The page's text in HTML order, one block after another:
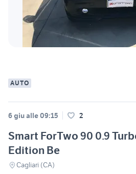
AUTO
6 giu alle 09:15 2
Smart ForTwo 90 0.9
Edition Be
Cagliari (CA)